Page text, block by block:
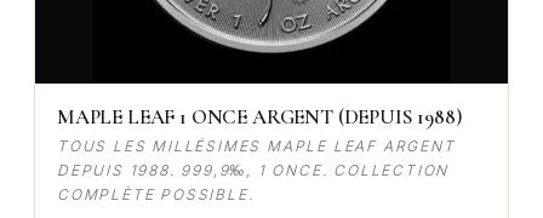
MAPLE LEAF 1 ONCE ARGENT (DEPUIS 1988)
TOUS LES MILLÉSIMES MAPLE LEAF ARGENT
DEPUIS 1988. 999,9‰, 1 ONCE. COLLECTION
COMPLÈTE POSSIBLE.